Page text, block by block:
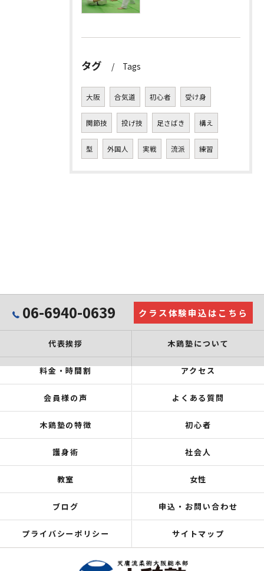
タグ Tags
大阪 合気道 初心者 受け身
関節技 投げ技 足さばき 構え
型 外国人 実戦 流派 練習
06-6940-0639 クラス体験申込はこちら
代表挨拶 木鶏塾について
料金・時間割 アクセス
会員様の声 よくある質問
木鶏塾の特徴 初心者
護身術 社会人
教室 女性
ブログ 申込・お問い合わせ
プライバシーポリシー サイトマップ